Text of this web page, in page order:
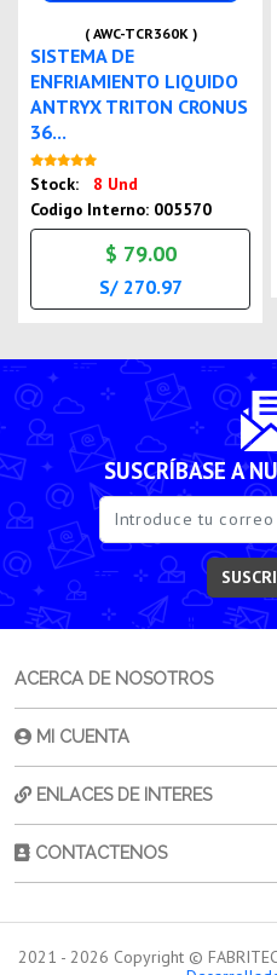
( AWC-TCR360K )
SISTEMA DE
ENFRIAMIENTO LIQUIDO
ANTRYX TRITON CRONUS
36...
Stock:
8 Und
Codigo Interno: 005570
$ 79.00
S/ 270.97
SUSCRÍBASE A
ACERCA DE NOSOTROS
MI CUENTA
ENLACES DE INTERES
CONTACTENOS
2021 - 2026 Copyright ©